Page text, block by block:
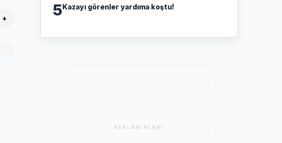
+ 5Kazayı görenler yardıma koştu!
REKLAM ALANI